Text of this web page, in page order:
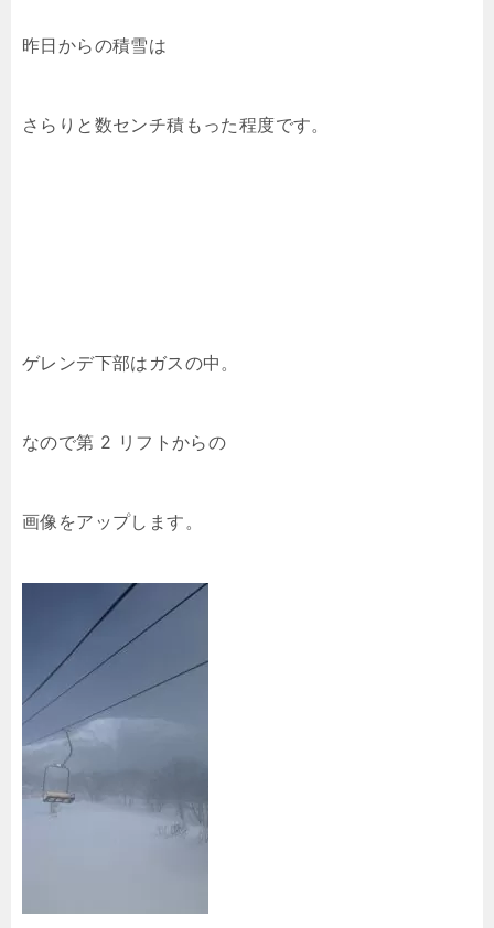
昨日からの積雪は
さらりと数センチ積もった程度です。
ゲレンデ下部はガスの中。
なので第 2 リフトからの
画像をアップします。